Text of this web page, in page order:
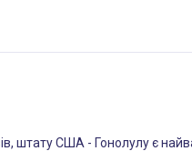
штату США - Гонолулу є